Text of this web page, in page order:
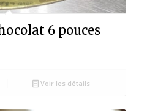
6 pouces
Voir les détails